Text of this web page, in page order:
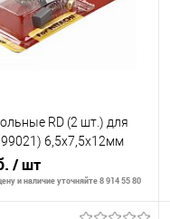
RD (2 шт.) для
6,5х7,5х12мм
404-101
/ шт
и наличие уточняйте 8 914 55 80